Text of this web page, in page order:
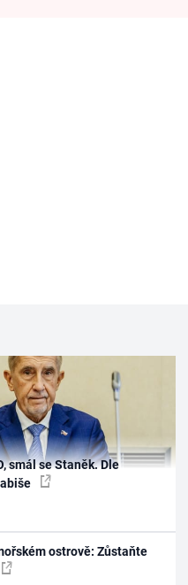
smál se Staněk. Dle
ostrově: Zůstaňte